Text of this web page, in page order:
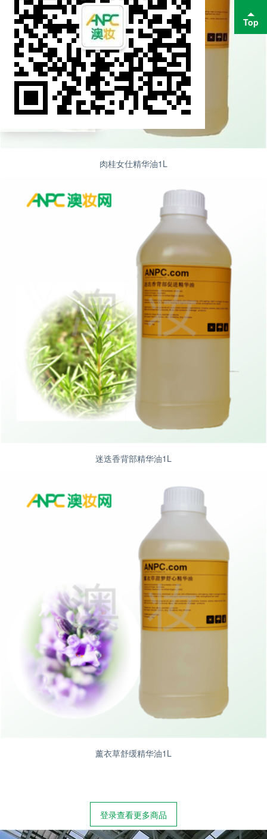
肉桂女仕精华油1L
迷迭香背部精华油1L
薰衣草舒缓精华油1L
登录查看更多商品
Top